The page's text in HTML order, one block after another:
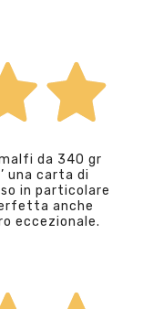
da 340 gr
una carta di
in particolare
anche
eccezionale.